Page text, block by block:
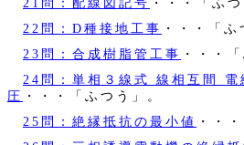
22問：D種接地工事 ・・・「ふ
23問：合成樹脂管工事 ・・・
24問：単相３線式 線相互間 電
圧 ・・・「ふつう」。
25問：絶縁抵抗の最小値
・・